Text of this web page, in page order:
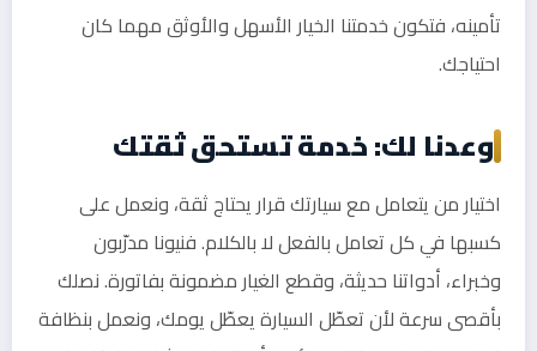
تأمينه، فتكون خدمتنا الخيار الأسهل والأوثق مهما كان
احتياجك.
وعدنا لك: خدمة تستحق ثقتك
اختيار من يتعامل مع سيارتك قرار يحتاج ثقة، ونعمل على
كسبها في كل تعامل بالفعل لا بالكلام. فنيونا مدرّبون
وخبراء، أدواتنا حديثة، وقطع الغيار مضمونة بفاتورة. نصلك
بأقصى سرعة لأن تعطّل السيارة يعطّل يومك، ونعمل بنظافة